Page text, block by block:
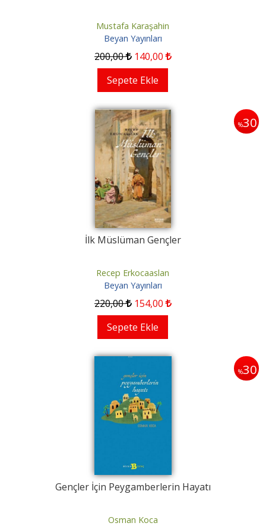
Mustafa Karaşahin
Beyan Yayınları
200,00 140,00
Sepete Ekle
%30
İlk Müslüman Gençler
Recep Erkocaaslan
Beyan Yayınları
220,00 154,00
Sepete Ekle
%30
Gençler İçin Peygamberlerin Hayatı
Osman Koca